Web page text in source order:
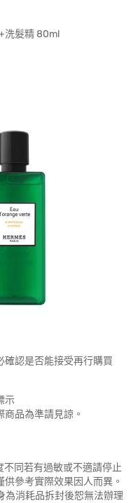
洗髮精 80ml
確認是否能接受再行購買
示
品為準請見諒。
同若有過敏或不適請停止
參考實際效果因人而異。
消耗品拆封後恕無法辦理